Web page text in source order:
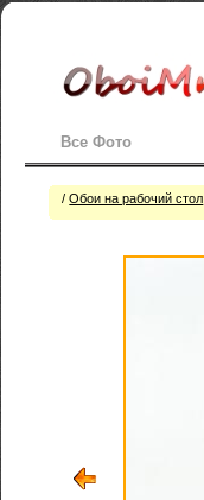
Все Фото
/Обои на рабочий стол